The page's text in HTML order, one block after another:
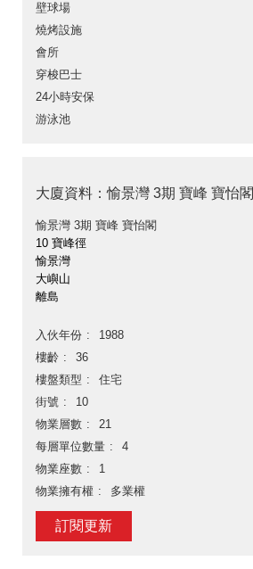
壁球場
燒烤設施
會所
穿梭巴士
24小時安保
游泳池
大廈資料：愉景灣 3期 寶峰 寶怡閣
愉景灣 3期 寶峰 寶怡閣
10 寶峰徑
愉景灣
大嶼山
離島
入伙年份
1988
樓齡
36
樓盤類型
住宅
街號
10
物業層數
21
每層單位數量
4
物業座數
1
物業擁有權
多業權
訂閱更新